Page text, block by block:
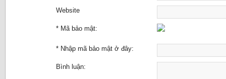
Website
* Mã bảo mật:
* Nhập mã bảo mật ở đây:
Bình luận: